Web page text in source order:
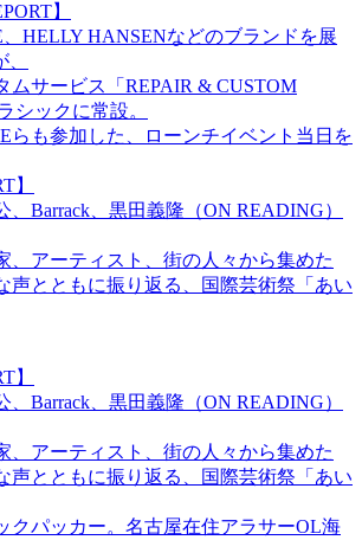
】
HELLY HANSENなどのブランドを展
ムサービス「REPAIR & CUSTOM
シックに常設。
らも参加した、ローンチイベント当日を
】
、Barrack、黒田義隆（ON READING）
、アーティスト、街の人々から集めた
声とともに振り返る、国際芸術祭「あい
】
、Barrack、黒田義隆（ON READING）
、アーティスト、街の人々から集めた
声とともに振り返る、国際芸術祭「あい
クパッカー。名古屋在住アラサーOL海